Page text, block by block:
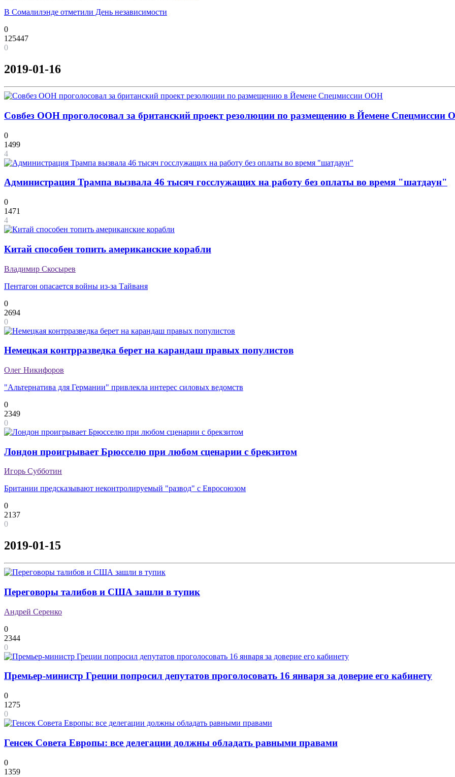
В Сомалилэнде отметили День независимости
0
125447
0
2019-01-16
Совбез ООН проголосовал за британский проект резолюции по размещению в Йемене Спецмиссии
0
1499
4
Администрация Трампа вызвала 46 тысяч госслужащих на работу без оплаты во время "шатдаун"
0
1471
4
Китай способен топить американские корабли
Владимир Скосырев
Пентагон опасается войны из-за Тайваня
0
2694
0
Немецкая контрразведка берет на карандаш правых популистов
Олег Никифоров
"Альтернатива для Германии" привлекла интерес силовых ведомств
0
2349
0
Лондон проигрывает Брюсселю при любом сценарии с брекзитом
Игорь Субботин
Британии предсказывают неконтролируемый "развод" с Евросоюзом
0
2137
0
2019-01-15
Переговоры талибов и США зашли в тупик
Андрей Серенко
0
2344
0
Премьер-министр Греции попросил депутатов проголосовать 16 января за доверие его кабинету
0
1275
0
Генсек Совета Европы: все делегации должны обладать равными правами
0
1359